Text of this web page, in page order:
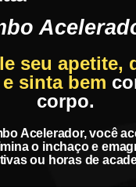
seu apetite,
sinta bem
corpo.
Acelerador, você
o inchaço e
ou horas de